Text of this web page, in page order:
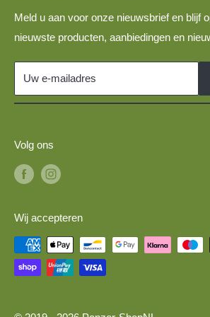
Disclaimer
Links
Meld u aan voor onze nieuwsbrief en blijf
nieuwste producten, aanbiedingen en
Uw e-mailadres
Militaire voertuigen 1:87 voor H0-spoor
Volg ons
Wij accepteren